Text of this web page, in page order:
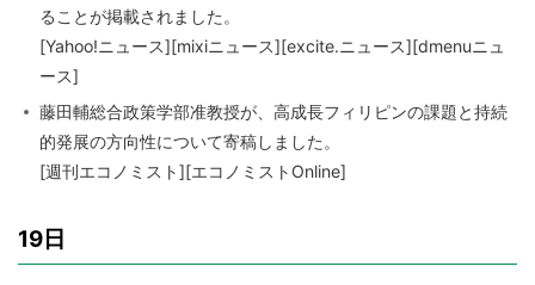
ることが掲載されました。
[Yahoo!ニュース][mixiニュース][excite.ニュース][dmenuニュ
ース]
藤田輔総合政策学部准教授が、高成長フィリピンの課題と持続
的発展の方向性について寄稿しました。
[週刊エコノミスト][エコノミストOnline]
19日